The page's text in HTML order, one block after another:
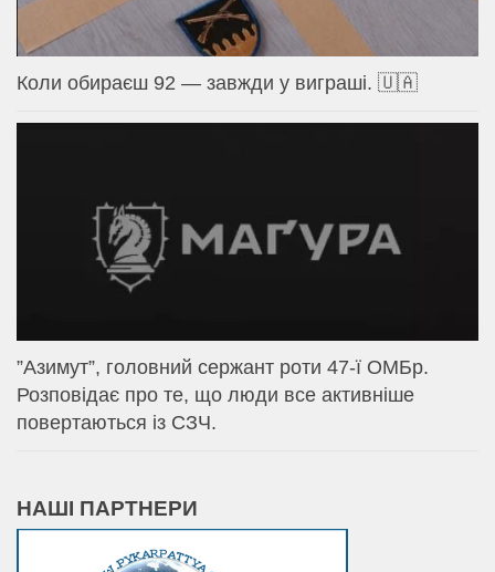
Коли обираєш 92 — завжди у виграші. 🇺🇦
⁨”Азимут”, головний сержант роти 47-ї ОМБр.
Розповідає про те, що люди все активніше
повертаються із СЗЧ.
НАШІ ПАРТНЕРИ